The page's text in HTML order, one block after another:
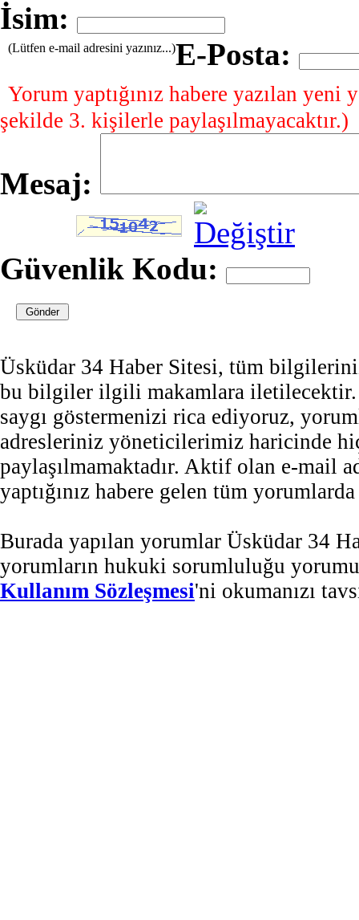
İsim:
E-Posta:
(Lütfen e-mail adresini yazınız...)
Yorum yaptığınız habere yazılan
şekilde 3. kişilerle paylaşılmayacaktır.)
Mesaj:
Güvenlik Kodu:
Üsküdar 34 Haber Sitesi, tüm
bu bilgiler ilgili makamlara iletilecektir.
saygı göstermenizi rica ediyoruz,
adresleriniz yöneticilerimiz haricinde
paylaşılmamaktadır. Aktif olan e-mail
yaptığınız habere gelen tüm
Burada yapılan yorumlar Üsküdar 34
yorumların hukuki sorumluluğu
Kullanım Sözleşmesi'ni okumanızı